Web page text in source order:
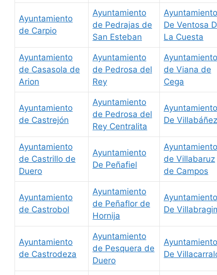
Ayuntamiento
de Carpio
Ayuntamiento
de Pedrajas de
San Esteban
Ayuntamiento
De Ventosa
La Cuesta
Ayuntamiento
de Casasola de
Arion
Ayuntamiento
de Pedrosa del
Rey
Ayuntamiento
de Viana de
Cega
Ayuntamiento
de Castrejón
Ayuntamiento
de Pedrosa del
Rey Centralita
Ayuntamiento
De Villabáñez
Ayuntamiento
de Castrillo de
Duero
Ayuntamiento
De Peñafiel
Ayuntamiento
de Villabaruz
de Campos
Ayuntamiento
de Castrobol
Ayuntamiento
de Peñaflor de
Hornija
Ayuntamiento
De
Ayuntamiento
de Castrodeza
Ayuntamiento
de Pesquera de
Duero
Ayuntamiento
De